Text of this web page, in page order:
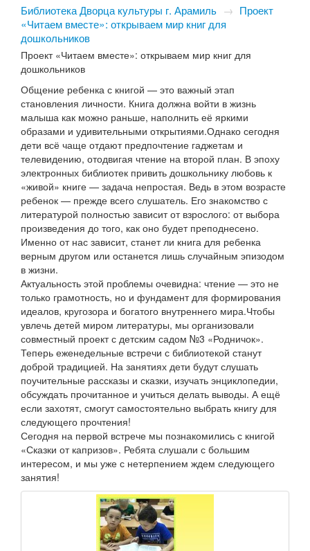
Библиотека Дворца культуры г. Арамиль → Проект
«Читаем вместе»: открываем мир книг для
дошкольников
Проект «Читаем вместе»: открываем мир книг для
дошкольников
Общение ребенка с книгой — это важный этап
становления личности. Книга должна войти в жизнь
малыша как можно раньше, наполнить её яркими
образами и удивительными открытиями.Однако сегодня
дети всё чаще отдают предпочтение гаджетам и
телевидению, отодвигая чтение на второй план. В эпоху
электронных библиотек привить дошкольнику любовь к
«живой» книге — задача непростая. Ведь в этом возрасте
ребенок — прежде всего слушатель. Его знакомство с
литературой полностью зависит от взрослого: от выбора
произведения до того, как оно будет преподнесено.
Именно от нас зависит, станет ли книга для ребенка
верным другом или останется лишь случайным эпизодом
в жизни.
Актуальность этой проблемы очевидна: чтение — это не
только грамотность, но и фундамент для формирования
идеалов, кругозора и богатого внутреннего мира.Чтобы
увлечь детей миром литературы, мы организовали
совместный проект с детским садом №3 «Родничок».
Теперь еженедельные встречи с библиотекой станут
доброй традицией. На занятиях дети будут слушать
поучительные рассказы и сказки, изучать энциклопедии,
обсуждать прочитанное и учиться делать выводы. А ещё
если захотят, смогут самостоятельно выбрать книгу для
следующего прочтения!
Сегодня на первой встрече мы познакомились с книгой
«Сказки от капризов». Ребята слушали с большим
интересом, и мы уже с нетерпением ждем следующего
занятия!